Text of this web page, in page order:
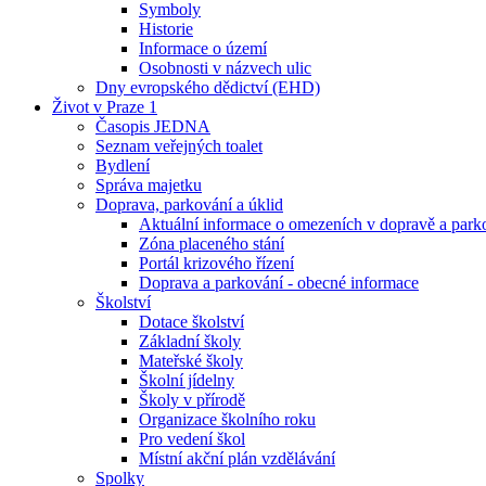
Symboly
Historie
Informace o území
Osobnosti v názvech ulic
Dny evropského dědictví (EHD)
Život v Praze 1
Časopis JEDNA
Seznam veřejných toalet
Bydlení
Správa majetku
Doprava, parkování a úklid
Aktuální informace o omezeních v dopravě a
Zóna placeného stání
Portál krizového řízení
Doprava a parkování - obecné informace
Školství
Dotace školství
Základní školy
Mateřské školy
Školní jídelny
Školy v přírodě
Organizace školního roku
Pro vedení škol
Místní akční plán vzdělávání
Spolky